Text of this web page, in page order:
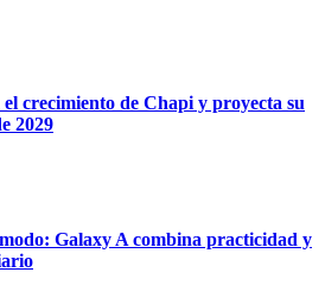
crecimiento de Chapi y proyecta su
2029
Galaxy A combina practicidad y